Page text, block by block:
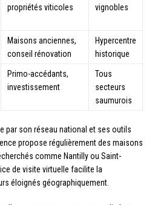
propriétés viticoles
vignobles
Maisons anciennes,
conseil rénovation
Hypercentre
historique
Primo-accédants,
investissement
Tous
secteurs
saumurois
par son réseau national et ses outils
propose régulièrement des maisons
comme Nantilly ou Saint-
de visite virtuelle facilite la
éloignés géographiquement.